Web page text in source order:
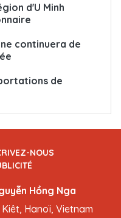
d'U Minh
continuera de
de
NOUS
Hồng Nga
Hanoï, Vietnam